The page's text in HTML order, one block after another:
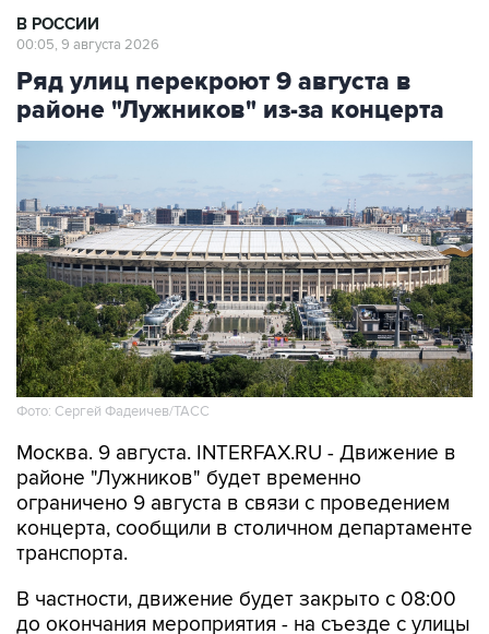
Ряд улиц перекроют 9 августа в
районе "Лужников" из-за концерта
Фото: Сергей Фадеичев/ТАСС
Москва. 9 августа. INTERFAX.RU - Движение в
ограничено 9 августа в связи с проведением
концерта, сообщили в столичном департаменте
транспорта.
В частности, движение будет закрыто с 08:00
Хамовнический Вал на улицу Доватора; с 15:00